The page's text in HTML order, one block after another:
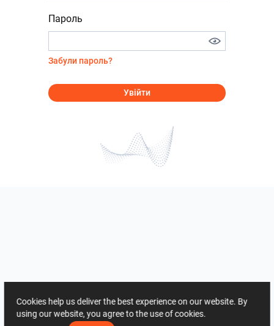
Пароль
Забули пароль?
Увійти
Cookies help us deliver the best experience on our website. By
using our website, you agree to the use of cookies.